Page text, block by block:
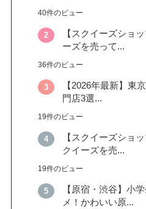
40件のビュー
【スクイーズショ
ーズを売って...
36件のビュー
【2026年最新】東
門店3選...
19件のビュー
【スクイーズショ
クイーズを売...
19件のビュー
【原宿・渋谷】小
メ！かわいい原...